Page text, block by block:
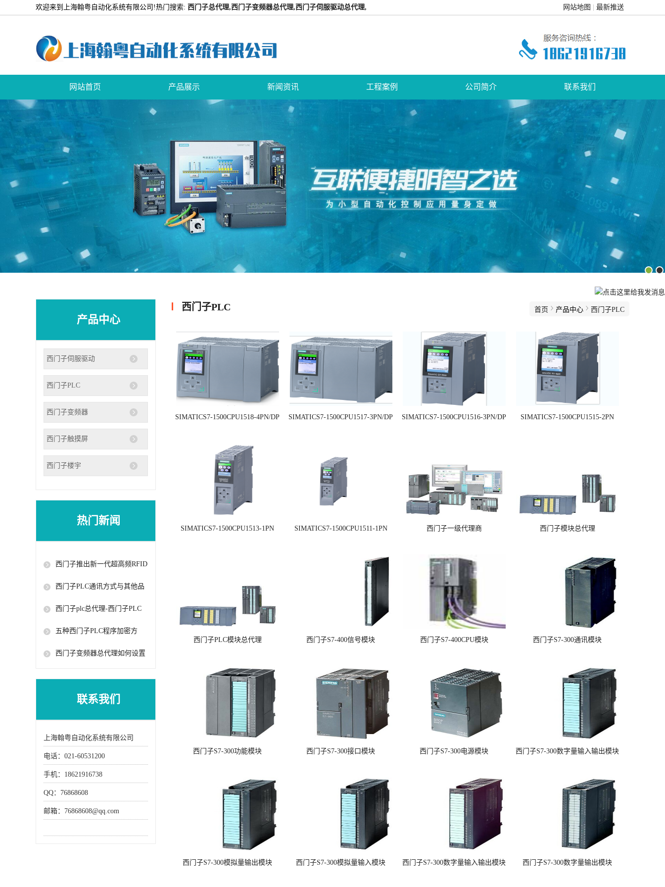
欢迎来到上海翰粤自动化系统有限公司!热门搜索: 西门子总代理,西门子变频器总代理,西门子伺服驱动总代理, 网站地图 最新推送
网站首页 产品展示 新闻资讯 工程案例 公司简介 联系我们
产品中心
西门子伺服驱动
西门子PLC
西门子变频器
西门子触摸屏
西门子楼宇
热门新闻
西门子推出新一代超高频RFID
西门子PLC通讯方式与其他品
西门子plc总代理-西门子PLC
五种西门子PLC程序加密方
西门子变频器总代理如何设置
联系我们
上海翰粤自动化系统有限公司
电话：021-60531200
手机：18621916738
QQ：76868608
邮箱：76868608@qq.com
西门子PLC 首页 产品中心 西门子PLC
SIMATICS7-1500CPU1518-4PN/DP SIMATICS7-1500CPU1517-3PN/DP SIMATICS7-1500CPU1516-3PN/DP SIMATICS7-1500CPU1515-2PN
SIMATICS7-1500CPU1513-1PN SIMATICS7-1500CPU1511-1PN 西门子一级代理商 西门子模块总代理
西门子PLC模块总代理 西门子S7-400信号模块 西门子S7-400CPU模块 西门子S7-300通讯模块
西门子S7-300功能模块 西门子S7-300接口模块 西门子S7-300电源模块 西门子S7-300数字量输入输出模块
西门子S7-300模拟量输出模块 西门子S7-300模拟量输入模块 西门子S7-300数字量输入输出模块 西门子S7-300数字量输出模块